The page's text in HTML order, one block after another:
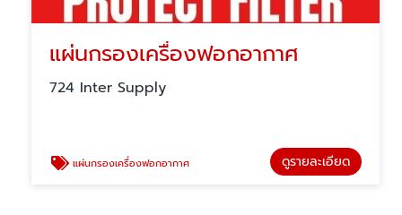
แผ่นกรองเครื่องฟอกอากาศ
724 Inter Supply
แผ่นกรองเครื่องฟอกอากาศ ดูรายละเอียด